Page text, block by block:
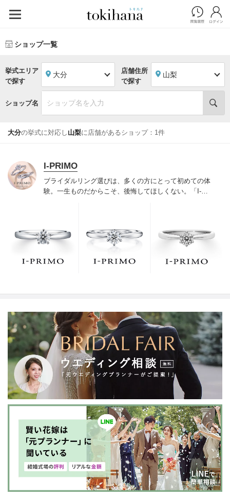
ショップ一覧
挙式エリア
で探す
大分
店舗住所
で探す
山梨
ショップ名
大分の挙式に対応し 山梨に店舗があるショップ：1件
I-PRIMO
ブライダルリング選びは、多くの方にとって初めての体
験。一生ものだからこそ、後悔してほしくない。「I-
でお待ちしております。リング選びの最初の一歩をご一
緒に。まずは、アイプリモへ。